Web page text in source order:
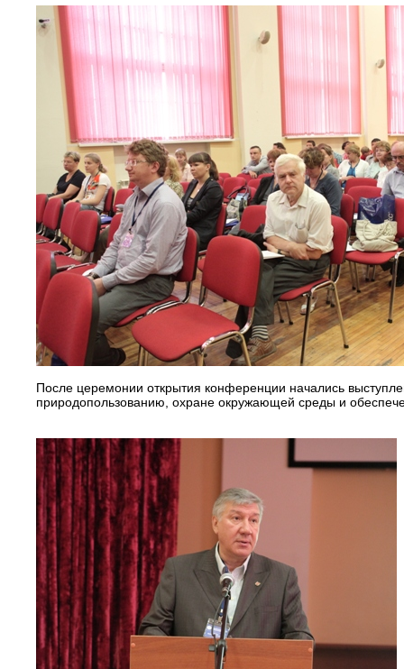
После церемонии открытия конференции начались
природопользованию, охране окружающей среды и